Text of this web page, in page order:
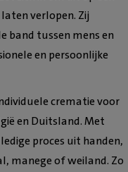
verlopen. Zij
band tussen mens en
en persoonlijke
crematie voor
en Duitsland. Met
proces uit handen,
manege of weiland. Zo